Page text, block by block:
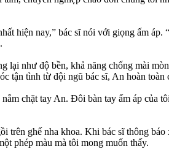
hiện nay,” bác sĩ nói với giọng ấm áp.
lại như độ bền, khả năng chống mài
tận tình từ đội ngũ bác sĩ, An hoàn toàn
chặt tay An. Đôi bàn tay ấm áp của
trên ghế nha khoa. Khi bác sĩ thông
phép màu mà tôi mong muốn thấy.